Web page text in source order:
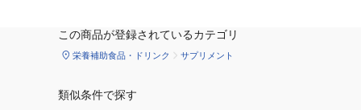
この商品が登録されているカテゴリ
栄養補助食品・ドリンク サプリメント
類似条件で探す